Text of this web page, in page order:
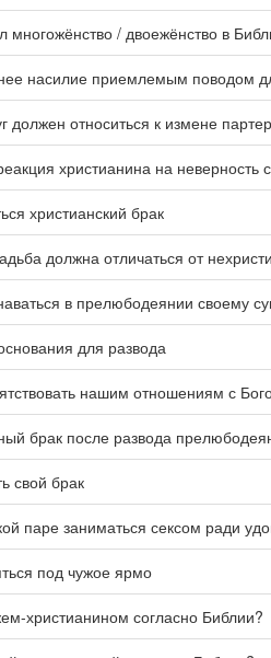
многожёнство / двоежёнство в
насилие приемлемым поводом
должен относиться к измене
христианина на неверность
христианский брак
должна отличаться от
в прелюбодеянии своему
для развода
нашим отношениям с
брак после развода
свой брак
паре заниматься сексом ради
под чужое ярмо
христианином согласно Библии?